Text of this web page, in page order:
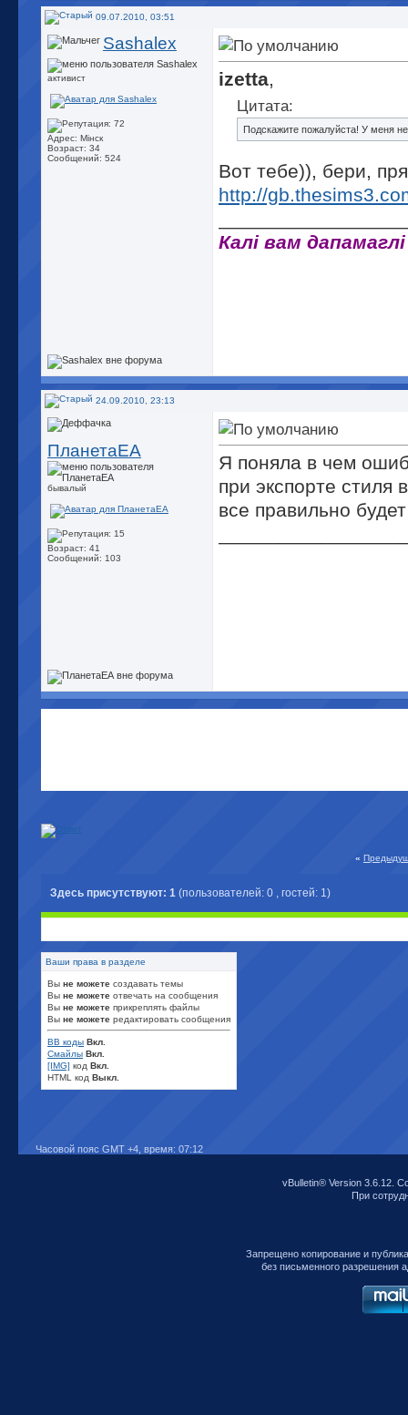
09.07.2010, 03:51
Sashalex
активист
Адрес: Мінск
Возраст: 34
Сообщений: 524
izetta,
Цитата:
Подскажите пожалуйста! У меня
Вот тебе)), бери,
http://
Калі вам
24.09.2010, 23:13
ПланетаЕА
бывалый
Возраст: 41
Сообщений: 103
Я поняла в чем
при экспорте стиля
все правильно
«
Здесь присутствуют: 1 (пользователей: 0 , гостей: 1)
Ваши права в разделе
Вы не можете создавать темы
Вы не можете отвечать на сообщения
Вы не можете прикреплять файлы
Вы не можете редактировать сообщения
BB коды Вкл.
Смайлы Вкл.
[IMG] код Вкл.
HTML код Выкл.
Часовой пояс GMT +4, время: 07:12
vBulletin® Version 3.6.12.
При
Запрещено копирование и
без письменного разрешения